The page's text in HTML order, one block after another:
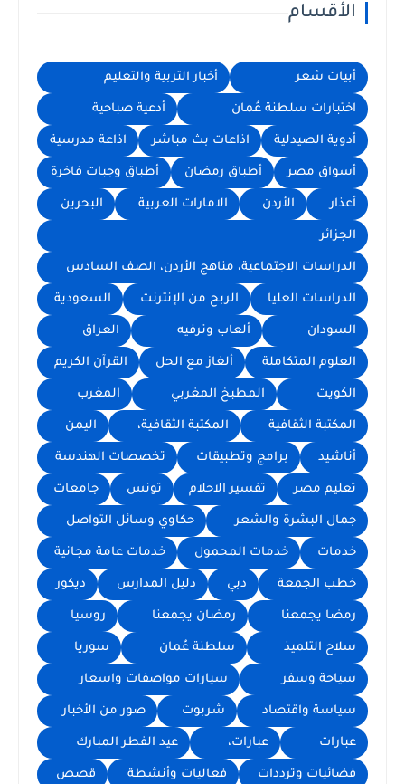
الأقسام
أبيات شعر أخبار التربية والتعليم
اختبارات سلطنة عُمان أدعية صباحية
أدوية الصيدلية اذاعات بث مباشر اذاعة مدرسية
أسواق مصر أطباق رمضان أطباق وجبات فاخرة
أعذار الأردن الامارات العربية البحرين
الجزائر
الدراسات الاجتماعية، مناهج الأردن، الصف السادس
الدراسات العليا الربح من الإنترنت السعودية
السودان ألعاب وترفيه العراق
العلوم المتكاملة ألغاز مع الحل القرآن الكريم
الكويت المطبخ المغربي المغرب
المكتبة الثقافية المكتبة الثقافية، اليمن
أناشيد برامج وتطبيقات تخصصات الهندسة
تعليم مصر تفسير الاحلام تونس جامعات
جمال البشرة والشعر حكاوي وسائل التواصل
خدمات خدمات المحمول خدمات عامة مجانية
خطب الجمعة دبي دليل المدارس ديكور
رمضا يجمعنا رمضان يجمعنا روسيا
سلاح التلميذ سلطنة عُمان سوريا
سياحة وسفر سيارات مواصفات واسعار
سياسة واقتصاد شربوت صور من الأخبار
عبارات عبارات، عيد الفطر المبارك
فضائيات وترددات فعاليات وأنشطة قصص